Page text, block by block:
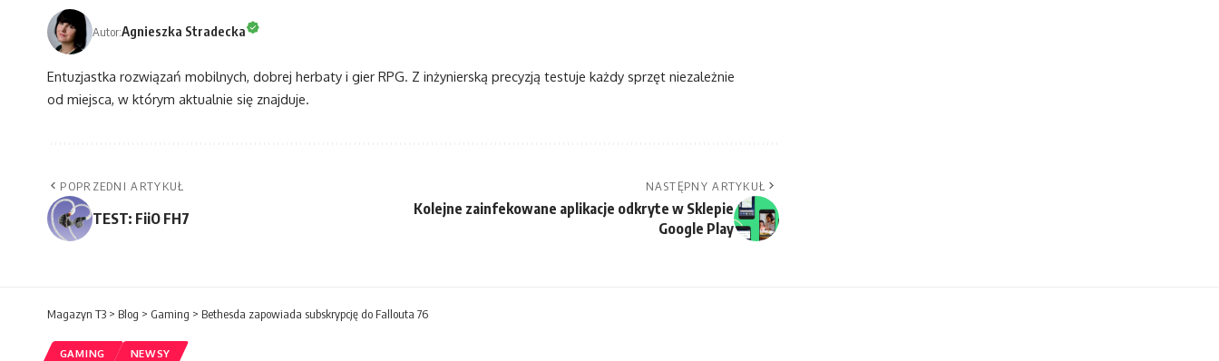
Autor:Agnieszka Stradecka
Entuzjastka rozwiązań mobilnych, dobrej herbaty i gier RPG. Z inżynierską precyzją testuje każdy sprzęt niezależnie
od miejsca, w którym aktualnie się znajduje.
POPRZEDNI ARTYKUŁ
TEST: FiiO FH7
NASTĘPNY ARTYKUŁ
Kolejne zainfekowane aplikacje odkryte w Sklepie
Google Play
Magazyn T3 > Blog > Gaming > Bethesda zapowiada subskrypcję do Fallouta 76
GAMING NEWSY